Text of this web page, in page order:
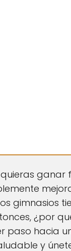
ganar
gimnasios
¿por
paso hacia
y